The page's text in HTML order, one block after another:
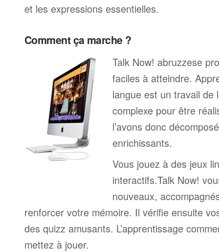
et les expressions essentielles.
Comment ça marche ?
Talk Now! abruzzese
faciles à atteindre.
langue est un travail de
complexe pour être
l’avons donc
enrichissants.
Vous jouez à des jeux
interactifs.Talk Now!
nouveaux,
renforcer votre mémoire. Il vérifie ensuite
des quizz amusants. L’apprentissage
mettez à jouer.